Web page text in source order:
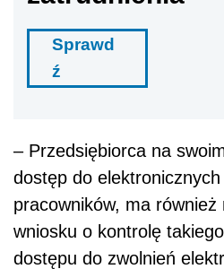
Sprawd
ź
– Przedsiębiorca na
dostęp do
pracowników, ma również
wniosku o kontrolę
dostępu do zwolnień